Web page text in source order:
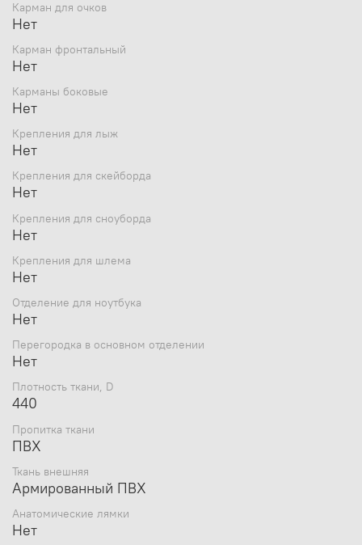
Карман для очков
Нет
Карман фронтальный
Нет
Карманы боковые
Нет
Крепления для лыж
Нет
Крепления для скейборда
Нет
Крепления для сноуборда
Нет
Крепления для шлема
Нет
Отделение для ноутбука
Нет
Перегородка в основном отделении
Нет
Плотность ткани, D
440
Пропитка ткани
ПВХ
Ткань внешняя
Армированный ПВХ
Анатомические лямки
Нет